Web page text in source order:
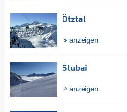
Ötztal
anzeigen
Stubai
anzeigen